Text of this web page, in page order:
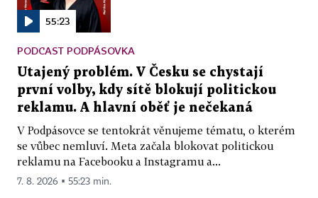
55:23
PODCAST PODPÁSOVKA
Utajený problém. V Česku se chystají
první volby, kdy sítě blokují politickou
reklamu. A hlavní oběť je nečekaná
V Podpásovce se tentokrát věnujeme tématu, o kterém
se vůbec nemluví. Meta začala blokovat politickou
reklamu na Facebooku a Instagramu a...
7. 8. 2026 ▪ 55:23 min.